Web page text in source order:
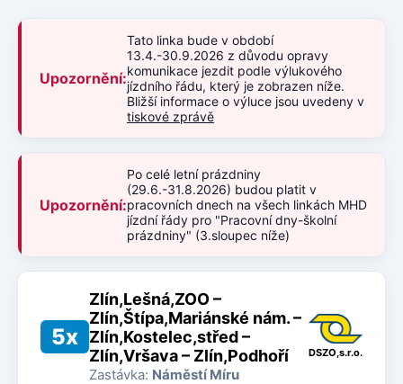
Upozornění:
Tato linka bude v období
13.4.-30.9.2026 z důvodu opravy
komunikace jezdit podle výlukového
jízdního řádu, který je zobrazen níže.
Bližší informace o výluce jsou uvedeny v
tiskové zprávě
Upozornění:
Po celé letní prázdniny
(29.6.-31.8.2026) budou platit v
pracovních dnech na všech linkách MHD
jízdní řády pro "Pracovní dny-školní
prázdniny" (3.sloupec níže)
5x
Zlín,Lešná,ZOO –
Zlín,Štípa,Mariánské nám. –
Zlín,Kostelec,střed –
Zlín,Vršava – Zlín,Podhoří
Zastávka: Náměstí Míru
DSZO,s.r.o.